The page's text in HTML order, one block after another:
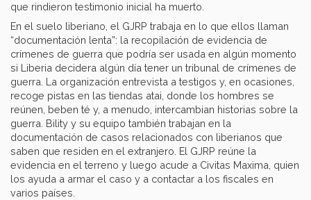
que rindieron testimonio inicial ha muerto.
En el suelo liberiano, el GJRP trabaja en lo que ellos llaman
“documentación lenta”: la recopilación de evidencia de
crímenes de guerra que podría ser usada en algún momento
si Liberia decidera algún día tener un tribunal de crímenes de
guerra. La organización entrevista a testigos y, en ocasiones,
recoge pistas en las tiendas atai, donde los hombres se
reúnen, beben té y, a menudo, intercambian historias sobre la
guerra. Bility y su equipo también trabajan en la
documentación de casos relacionados con liberianos que
saben que residen en el extranjero. El GJRP reúne la
evidencia en el terreno y luego acude a Civitas Maxima, quien
los ayuda a armar el caso y a contactar a los fiscales en
varios países.